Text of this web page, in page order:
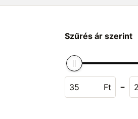
Szűrés ár szerint
Ft -